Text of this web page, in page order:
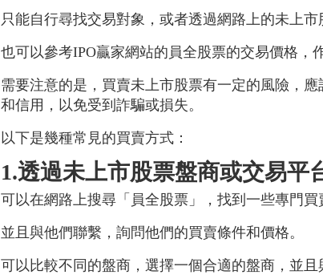
只能自行尋找交易對象，或者透過網路上的未上市
也可以參考IPO贏家網站的員全股票的交易價格，
需要注意的是，買賣未上市股票有一定的風險，
和信用，以免受到詐騙或損失。
以下是幾種常見的買賣方式：
1.透過未上市股票盤商或交易平
可以在網路上搜尋「員全股票」，找到一些專門買
並且與他們聯繫，詢問他們的買賣條件和價格。
可以比較不同的盤商，選擇一個合適的盤商，並且